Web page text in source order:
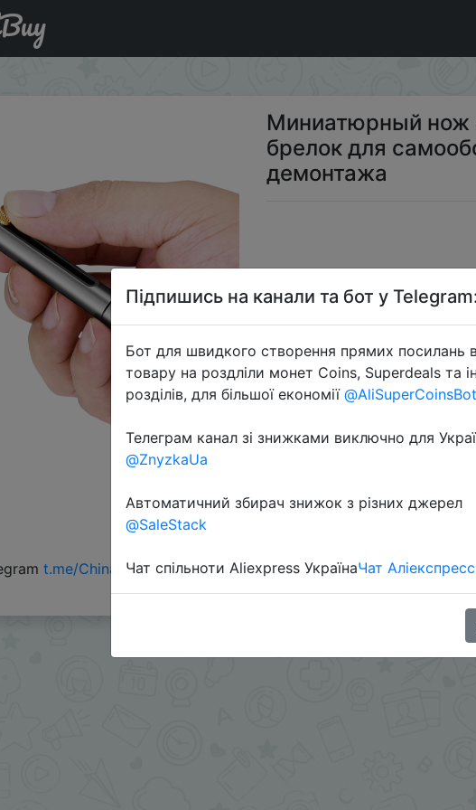
алюминия, брелок для самообороны, переносной нож
Миниатюрный нож
брелок для
демонтажа
t.me/ChinaGoodBuy
Підпишись на канали та бот у
Бот для швидкого створення прямих посилань
товару на роздліли монет Coins, Superdeals та
розділів, для більшої економії @AliSuperCoinsBot
Телеграм канал зі знижками виключно для
@ZnyzkaUa
Автоматичний збирач знижок з різних джерел
@SaleStack
Чат спільноти Aliexpress УкраїнаЧат Аліекспресс